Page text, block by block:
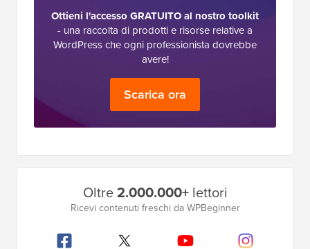
Ottieni l'accesso GRATUITO al nostro toolkit
- una raccolta di prodotti e risorse relative a
WordPress che ogni professionista dovrebbe
avere!
Scarica ora
Oltre2.000.000+lettori
Ricevi contenuti freschi da WPBeginner